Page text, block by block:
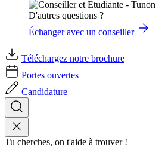
D'autres questions ?
Échanger avec un conseiller
Téléchargez notre brochure
Portes ouvertes
Candidature
Tu cherches, on t'aide à trouver !